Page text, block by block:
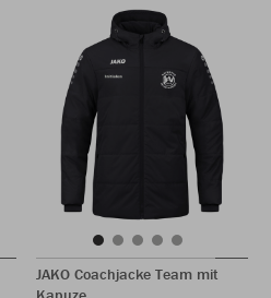
JAKO Coachjacke Team mit